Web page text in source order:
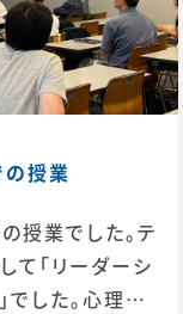
授業
授業でした。テ
て｢リーダーシ
した。心理学